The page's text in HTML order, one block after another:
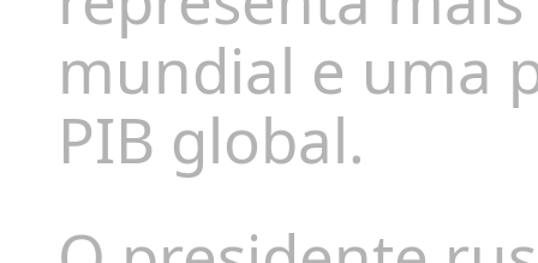
mundial e uma
PIB global.